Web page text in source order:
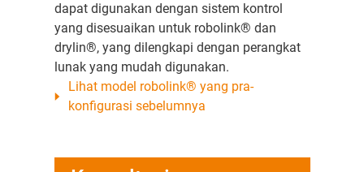
dapat digunakan dengan sistem kontrol
yang disesuaikan untuk robolink® dan
drylin®, yang dilengkapi dengan perangkat
lunak yang mudah digunakan.
Lihat model robolink® yang pra-
konfigurasi sebelumnya